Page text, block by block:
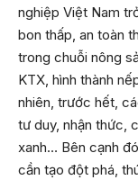
nghiệp Việt Nam
bon thấp, an toàn
trong chuỗi nông
KTX, hình thành
nhiên, trước hết,
tư duy, nhận thức,
xanh… Bên cạnh
cần tạo đột phá,